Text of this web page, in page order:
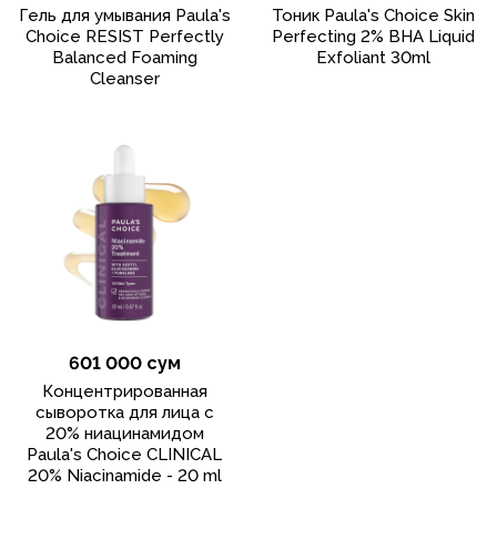
Гель для умывания Paula's
Choice RESIST Perfectly
Balanced Foaming
Cleanser
Тоник Paula's Choice Skin
Perfecting 2% BHA Liquid
Exfoliant 30ml
601 000 сум
Концентрированная
сыворотка для лица с
20% ниацинамидом
Paula's Choice CLINICAL
20% Niacinamide - 20 ml